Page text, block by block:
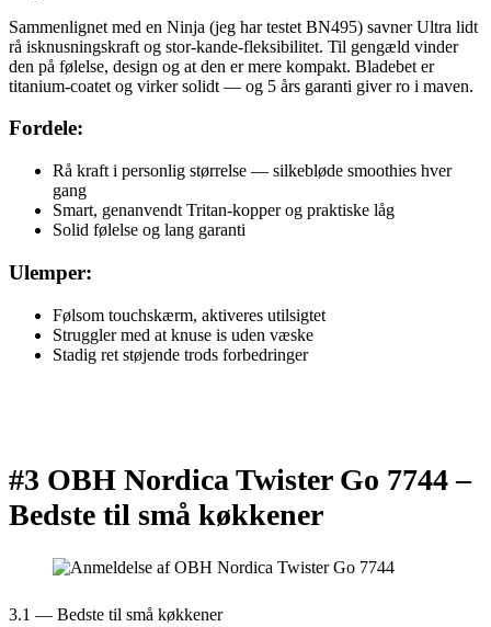
Sammenlignet med en Ninja (jeg har testet BN495) savner Ultra lidt
rå isknusningskraft og stor-kande-fleksibilitet. Til gengæld vinder
den på følelse, design og at den er mere kompakt. Bladebet er
titanium-coatet og virker solidt — og 5 års garanti giver ro i maven.
Fordele:
Rå kraft i personlig størrelse — silkebløde smoothies hver
gang
Smart, genanvendt Tritan-kopper og praktiske låg
Solid følelse og lang garanti
Ulemper:
Følsom touchskærm, aktiveres utilsigtet
Struggler med at knuse is uden væske
Stadig ret støjende trods forbedringer
#3 OBH Nordica Twister Go 7744 –
Bedste til små køkkener
3.1 — Bedste til små køkkener